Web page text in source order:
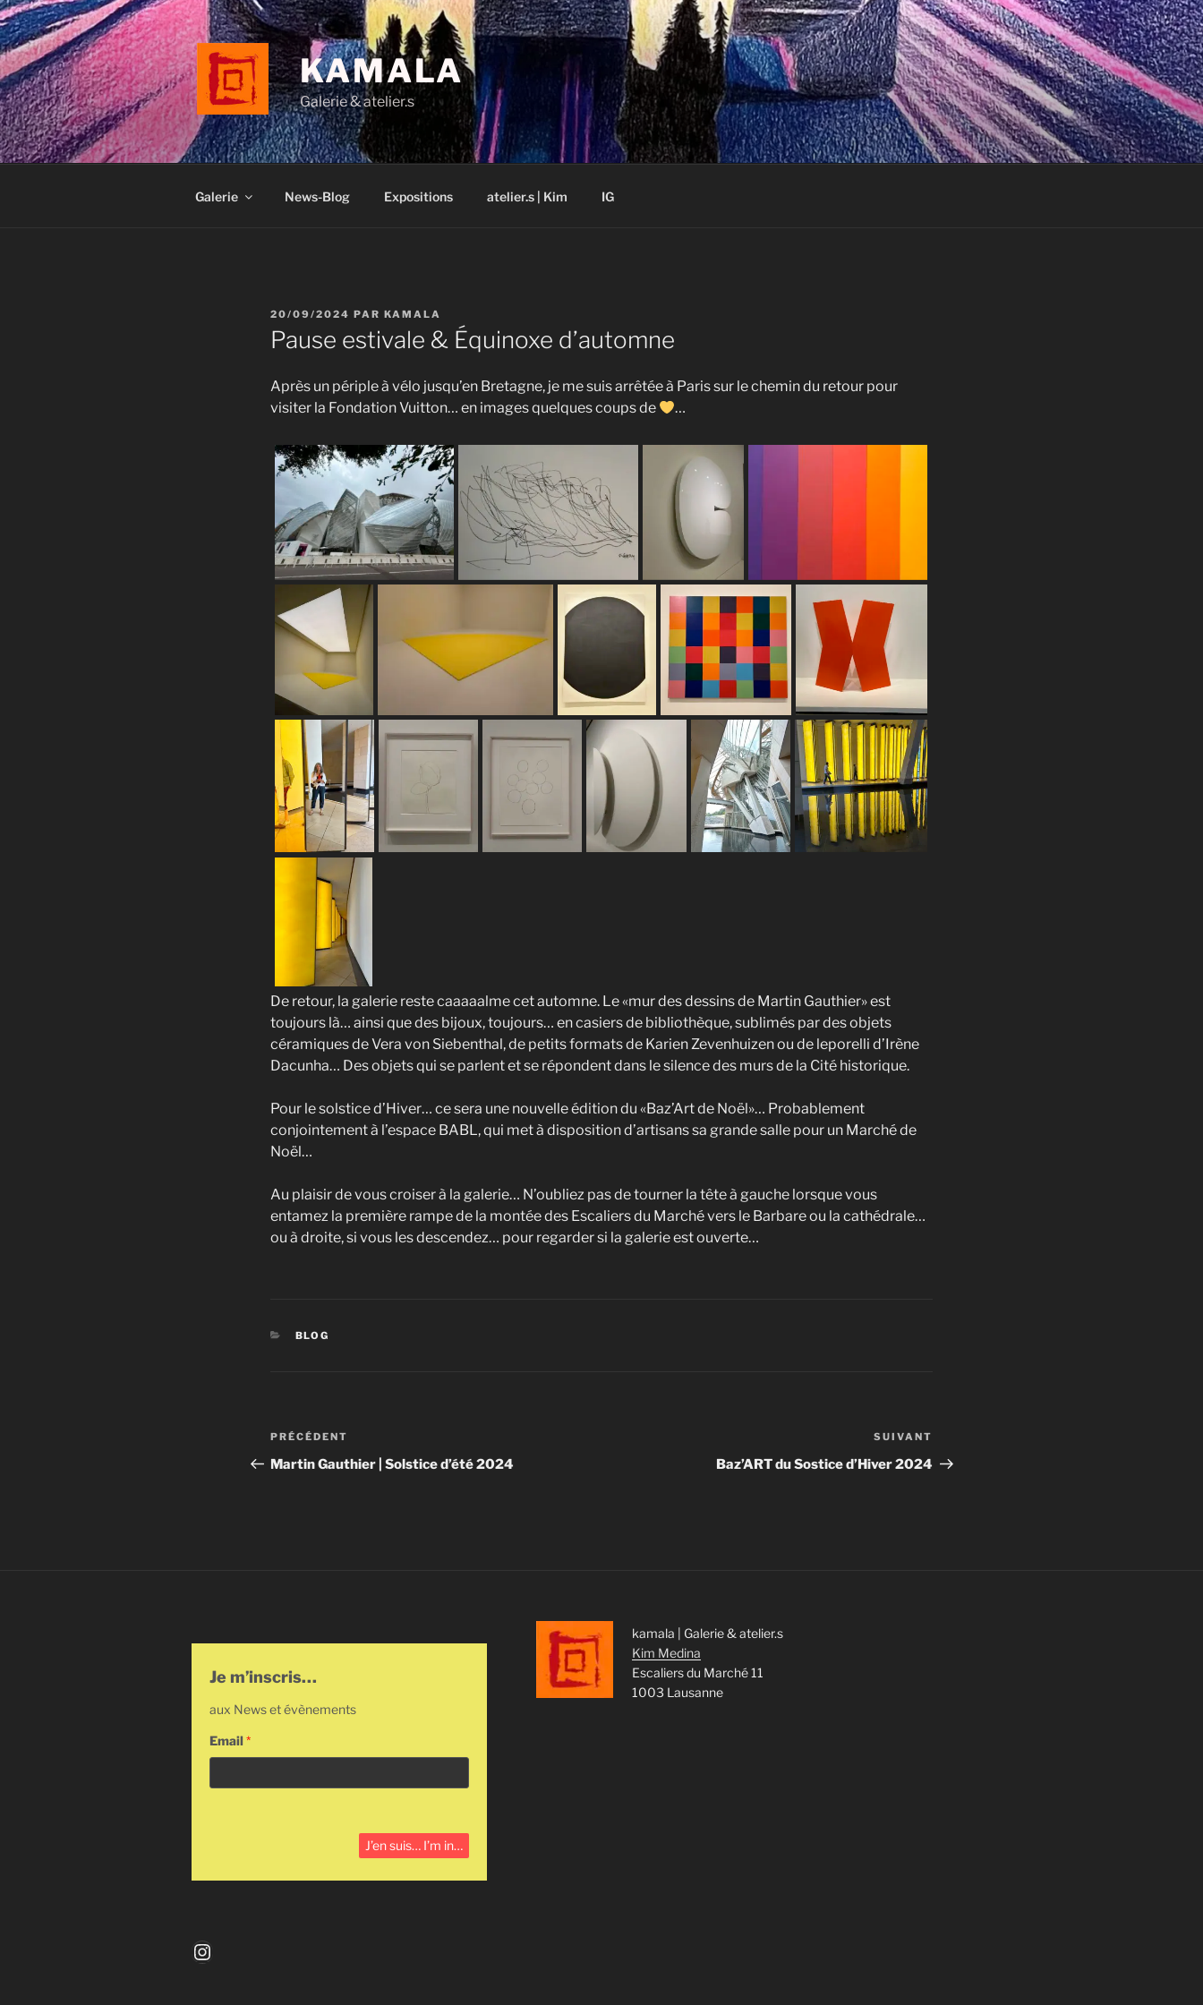
Aller
au
contenu
principal
KAMALA
Galerie & atelier.s
Galerie News-Blog Expositions atelier.s | Kim IG
PUBLIÉ
LE
20/09/2024 PAR KAMALA
Pause estivale & Équinoxe d’automne
Après un périple à vélo jusqu’en Bretagne, je me suis arrêtée à Paris sur le chemin du retour pour
visiter la Fondation Vuitton… en images quelques coups de
…
De retour, la galerie reste caaaaalme cet automne. Le «mur des dessins de Martin Gauthier» est
toujours là… ainsi que des bijoux, toujours… en casiers de bibliothèque, sublimés par des objets
céramiques de Vera von Siebenthal, de petits formats de Karien Zevenhuizen ou de leporelli d’Irène
Dacunha… Des objets qui se parlent et se répondent dans le silence des murs de la Cité historique.
Pour le solstice d’Hiver… ce sera une nouvelle édition du «Baz’Art de Noël»… Probablement
conjointement à l’espace BABL, qui met à disposition d’artisans sa grande salle pour un Marché de
Noël…
Au plaisir de vous croiser à la galerie… N’oubliez pas de tourner la tête à gauche lorsque vous
entamez la première rampe de la montée des Escaliers du Marché vers le Barbare ou la cathédrale…
ou à droite, si vous les descendez… pour regarder si la galerie est ouverte…
CATÉGORIES
BLOG
Navigation
de
Article
précédent
PRÉCÉDENT
Martin Gauthier | Solstice d’été 2024
suivant
SUIVANT
Baz’ART du Sostice d’Hiver 2024
Je m’inscris…
aux News et évènements
Email*
Instagram
kamala | Galerie & atelier.s
Kim Medina
Escaliers du Marché 11
1003 Lausanne